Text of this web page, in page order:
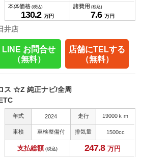
本体価格 (税込)
130.2 万円
諸費用 (税込)
7.6 万円
井店
LINE お問合せ
（無料）
店舗にTELする
（無料）
ス ☆Z 純正ナビ/全周
年式 2024 走行 19000ｋｍ
車検 車検整備付 排気量 1500cc
支払総額 (税込) 247.8 万円